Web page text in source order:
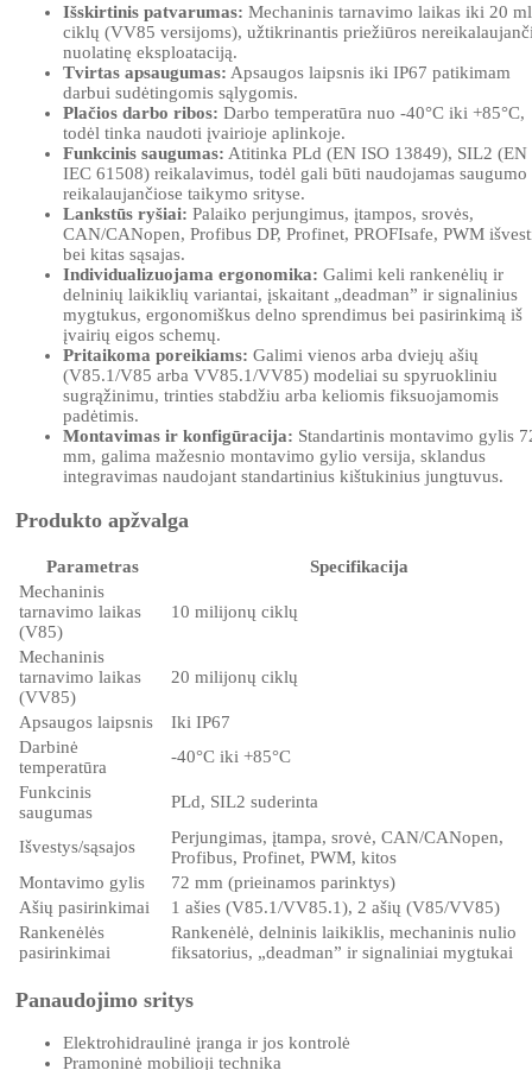
Išskirtinis patvarumas: Mechaninis tarnavimo laikas iki 20
ciklų (VV85 versijoms), užtikrinantis priežiūros
nuolatinę eksploataciją.
Tvirtas apsaugumas: Apsaugos laipsnis iki IP67 patikimam
darbui sudėtingomis sąlygomis.
Plačios darbo ribos: Darbo temperatūra nuo -40°C iki +85°C,
todėl tinka naudoti įvairioje aplinkoje.
Funkcinis saugumas: Atitinka PLd (EN ISO 13849), SIL2 (EN
IEC 61508) reikalavimus, todėl gali būti naudojamas saugumo
reikalaujančiose taikymo srityse.
Lankstūs ryšiai: Palaiko perjungimus, įtampos, srovės,
CAN/CANopen, Profibus DP, Profinet, PROFIsafe, PWM
bei kitas sąsajas.
Individualizuojama ergonomika: Galimi keli rankenėlių ir
delninių laikiklių variantai, įskaitant „deadman” ir signalinius
mygtukus, ergonomiškus delno sprendimus bei pasirinkimą iš
įvairių eigos schemų.
Pritaikoma poreikiams: Galimi vienos arba dviejų ašių
(V85.1/V85 arba VV85.1/VV85) modeliai su spyruokliniu
sugrąžinimu, trinties stabdžiu arba keliomis fiksuojamomis
padėtimis.
Montavimas ir konfigūracija: Standartinis montavimo gylis
mm, galima mažesnio montavimo gylio versija, sklandus
integravimas naudojant standartinius kištukinius jungtuvus.
Produkto apžvalga
Parametras
Specifikacija
Mechaninis
tarnavimo laikas
(V85)
10 milijonų ciklų
Mechaninis
tarnavimo laikas
(VV85)
20 milijonų ciklų
Apsaugos laipsnis
Iki IP67
Darbinė
temperatūra
-40°C iki +85°C
Funkcinis
saugumas
PLd, SIL2 suderinta
Išvestys/sąsajos
Perjungimas, įtampa, srovė, CAN/CANopen,
Profibus, Profinet, PWM, kitos
Montavimo gylis
72 mm (prieinamos parinktys)
Ašių pasirinkimai
1 ašies (V85.1/VV85.1), 2 ašių (V85/VV85)
Rankenėlės
pasirinkimai
Rankenėlė, delninis laikiklis, mechaninis nulio
fiksatorius, „deadman” ir signaliniai mygtukai
Panaudojimo sritys
Elektrohidraulinė įranga ir jos kontrolė
Pramoninė mobilioji technika